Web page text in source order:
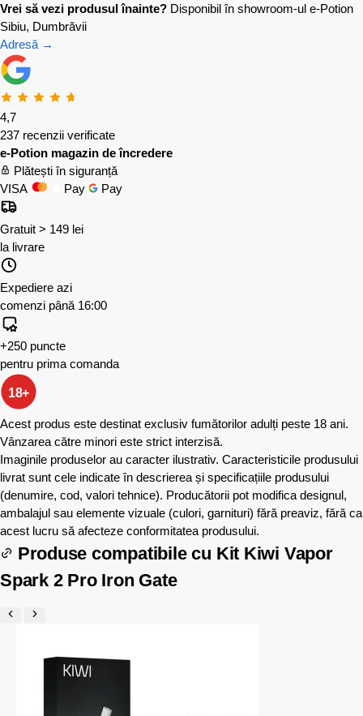
Vrei să vezi produsul înainte? Disponibil în showroom-ul e-Potion
Sibiu, Dumbrăvii
Adresă →
4,7
237 recenzii verificate
e-Potion magazin de încredere
Plătești în siguranță
VISA
Pay Pay
Gratuit > 149 lei
la livrare
Expediere azi
comenzi până 16:00
+250 puncte
pentru prima comanda
18+
Acest produs este destinat exclusiv fumătorilor adulți peste 18 ani.
Vânzarea către minori este strict interzisă.
Imaginile produselor au caracter ilustrativ. Caracteristicile produsului
livrat sunt cele indicate în descrierea și specificațiile produsului
(denumire, cod, valori tehnice). Producătorii pot modifica designul,
ambalajul sau elemente vizuale (culori, garnituri) fără preaviz, fără ca
acest lucru să afecteze conformitatea produsului.
Produse compatibile cu Kit Kiwi Vapor
Spark 2 Pro Iron Gate